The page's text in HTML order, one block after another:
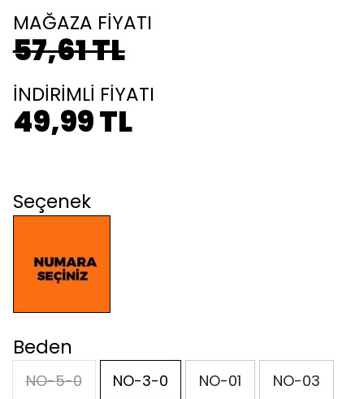
MAĞAZA FİYATI
57,61 TL
İNDİRİMLİ FİYATI
49,99 TL
Seçenek
Beden
NO-5-0 NO-3-0 NO-01 NO-03